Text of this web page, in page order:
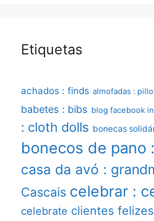
Etiquetas
achados : finds almofadas :
babetes : bibs blog facebook
: cloth dolls bonecas
bonecos de pano
casa da avó :
Cascais celebrar :
celebrate clientes